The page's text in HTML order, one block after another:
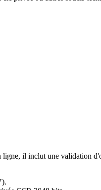
il inclut une validation